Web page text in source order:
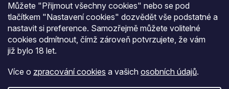
Můžete "Přijmout všechny cookies" nebo se pod
tlačítkem "Nastavení cookies" dozvědět vše podstatné a
nastavit si preference. Samozřejmě můžete volitelné
cookies odmítnout, čímž zároveň potvrzujete, že vám
již bylo 18 let.
Více o zpracování cookies a vašich osobních údajů.
Moje objednávka
Přijímáme online platby